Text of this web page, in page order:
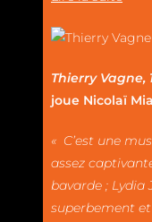
Thierry Vagne,
joue Nicolaï
« C’est une
assez
bavarde ; Lydia
superbement